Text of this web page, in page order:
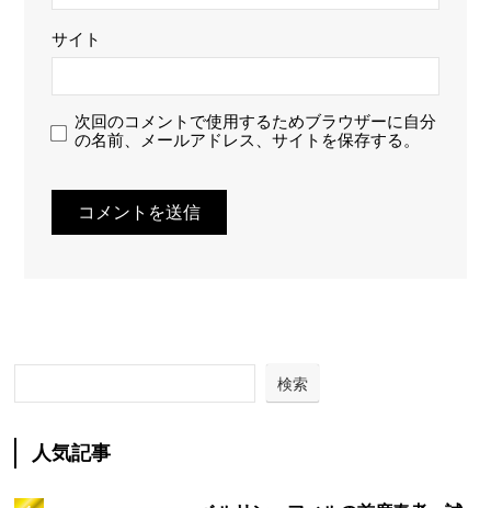
サイト
次回のコメントで使用するためブラウザーに自分
の名前、メールアドレス、サイトを保存する。
検索
人気記事